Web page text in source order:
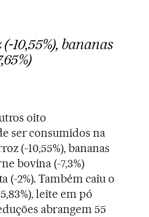
10,55%), bananas
oito
ser consumidos na
(-10,55%), bananas
bovina (-7,3%)
(-2%). Também caiu o
leite em pó
abrangem 55